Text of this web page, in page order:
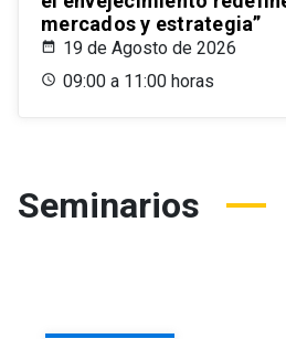
mercados y estrategia”
19 de Agosto de 2026
09:00 a 11:00 horas
Seminarios